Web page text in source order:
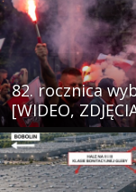
82. rocznica
[WIDEO,